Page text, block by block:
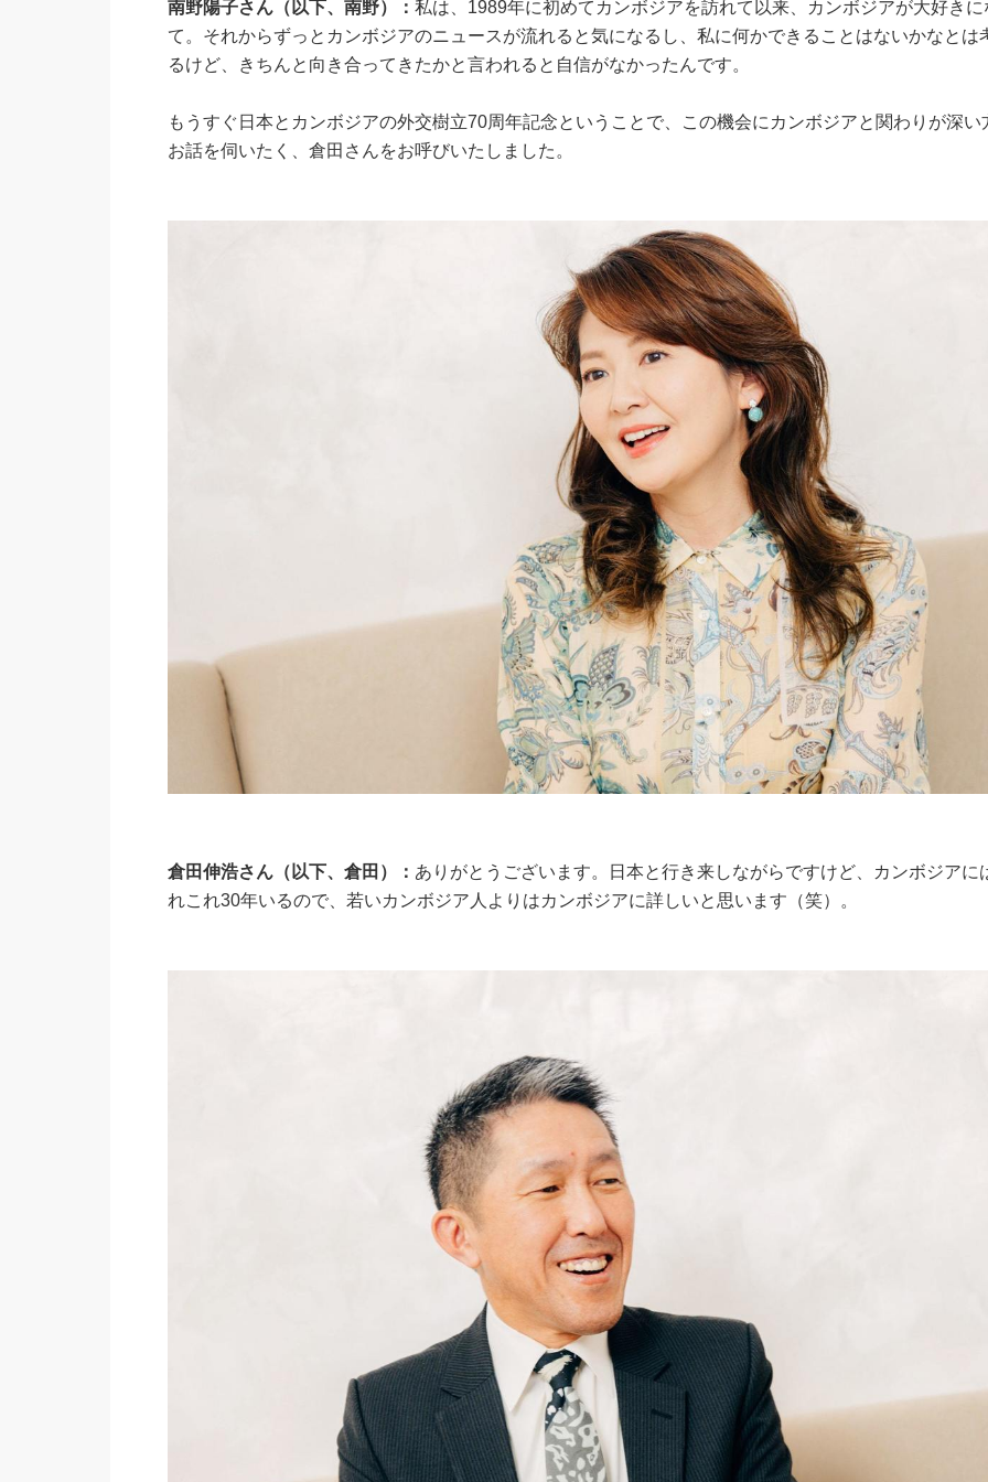
南野陽子さん（以下、南野）： 私は、1989年に初めてカンボジアを訪れて以来、カンボジアが大好きに
て。それからずっとカンボジアのニュースが流れると気になるし、私に何かできることはないかなとは
るけど、きちんと向き合ってきたかと言われると自信がなかったんです。
もうすぐ日本とカンボジアの外交樹立70周年記念ということで、この機会にカンボジアと関わりが深い
お話を伺いたく、倉田さんをお呼びいたしました。
倉田伸浩さん（以下、倉田）： ありがとうございます。日本と行き来しながらですけど、カンボジアに
れこれ30年いるので、若いカンボジア人よりはカンボジアに詳しいと思います（笑）。